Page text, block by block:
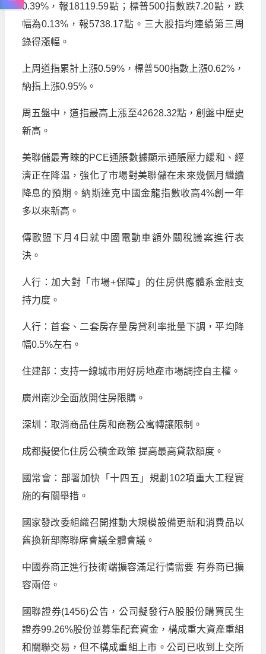
0.39%，報18119.59點；標普500指數跌7.20點，跌
幅為0.13%，報5738.17點。三大股指均連續第三周
錄得漲幅。
上周道指累計上漲0.59%，標普500指數上漲0.62%，
納指上漲0.95%。
周五盤中，道指最高上漲至42628.32點，創盤中歷史
新高。
美聯儲最青睞的PCE通脹數據顯示通脹壓力緩和、經
濟正在降温，強化了市場對美聯儲在未來幾個月繼續
降息的預期。納斯達克中國金龍指數收高4%創一年
多以來新高。
傳歐盟下月4日就中國電動車額外關稅議案進行表
決。
人行：加大對「市場+保障」的住房供應體系金融支
持力度。
人行：首套、二套房存量房貸利率批量下調，平均降
幅0.5%左右。
住建部：支持一線城市用好房地產市場調控自主權。
廣州南沙全面放開住房限購。
深圳：取消商品住房和商務公寓轉讓限制。
成都擬優化住房公積金政策 提高最高貸款額度。
國常會：部署加快「十四五」規劃102項重大工程實
施的有關舉措。
國家發改委組織召開推動大規模設備更新和消費品以
舊換新部際聯席會議全體會議。
中國券商正進行技術端擴容滿足行情需要 有券商已擴
容兩倍。
國聯證券(1456)公告，公司擬發行A股股份購買民生
證券99.26%股份並募集配套資金，構成重大資產重組
和關聯交易，但不構成重組上市。公司已收到上交所